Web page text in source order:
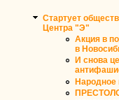
Стартует
Центра "Э"
Акция в
в
И снова
Народное